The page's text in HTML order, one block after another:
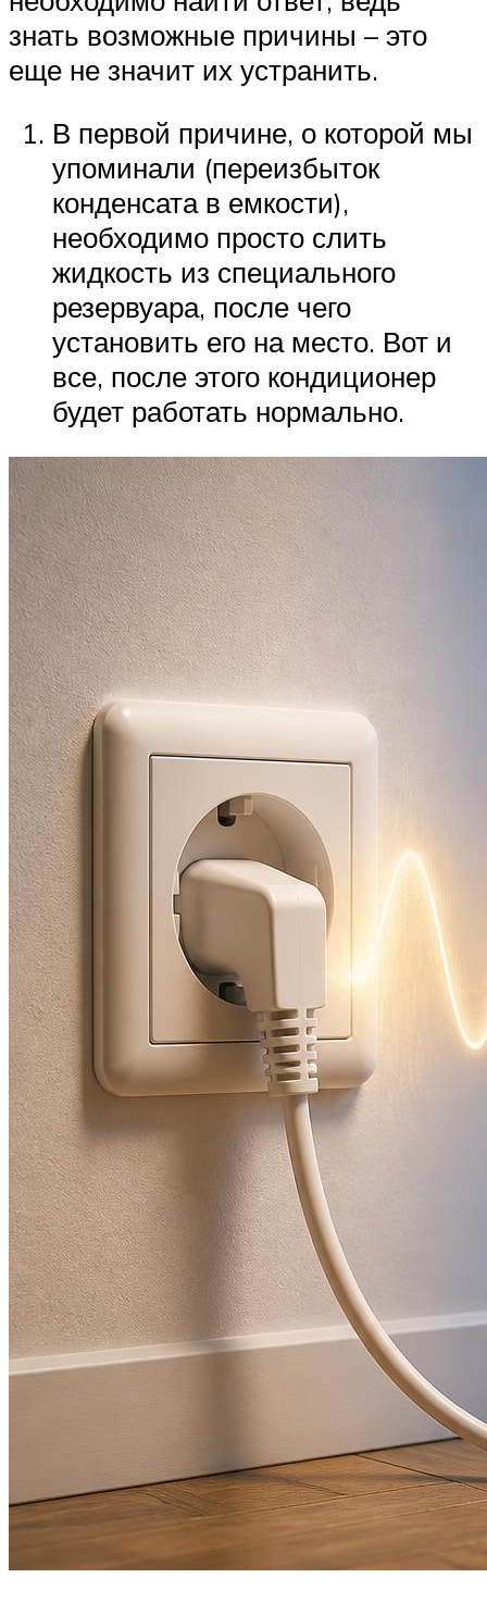
знать возможные причины – это
еще не значит их устранить.
В первой причине, о которой мы
упоминали (переизбыток
конденсата в емкости),
необходимо просто слить
жидкость из специального
резервуара, после чего
установить его на место. Вот и
все, после этого кондиционер
будет работать нормально.